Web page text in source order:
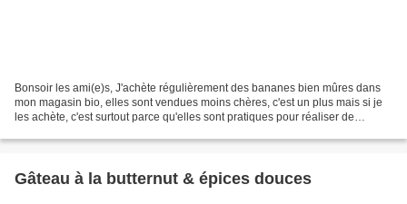
Bonsoir les ami(e)s, J'achète régulièrement des bananes bien mûres dans
mon magasin bio, elles sont vendues moins chères, c'est un plus mais si je
les achète, c'est surtout parce qu'elles sont pratiques pour réaliser de
Gâteau à la butternut & épices douces